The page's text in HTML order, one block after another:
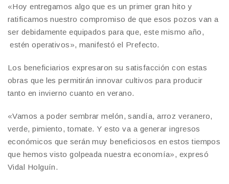
«Hoy entregamos algo que es un primer gran hito y
ratificamos nuestro compromiso de que esos pozos van a
ser debidamente equipados para que, este mismo año,
estén operativos», manifestó el Prefecto.
Los beneficiarios expresaron su satisfacción con estas
obras que les permitirán innovar cultivos para producir
tanto en invierno cuanto en verano.
«Vamos a poder sembrar melón, sandía, arroz veranero,
verde, pimiento, tomate. Y esto va a generar ingresos
económicos que serán muy beneficiosos en estos tiempos
que hemos visto golpeada nuestra economía», expresó
Vidal Holguín.